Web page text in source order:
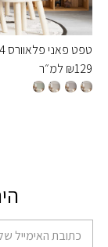
טפט פאני פלאוורס 4
₪129 למ״ר
דוא׳׳ל